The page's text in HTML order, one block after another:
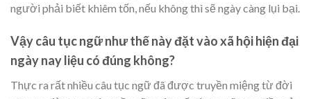
người phải biết khiêm tốn, nếu không thì sẽ ngày càng lụi bại.
Vậy câu tục ngữ như thế này đặt vào xã hội hiện đại
ngày nay liệu có đúng không?
Thực ra rất nhiều câu tục ngữ đã được truyền miệng từ đời